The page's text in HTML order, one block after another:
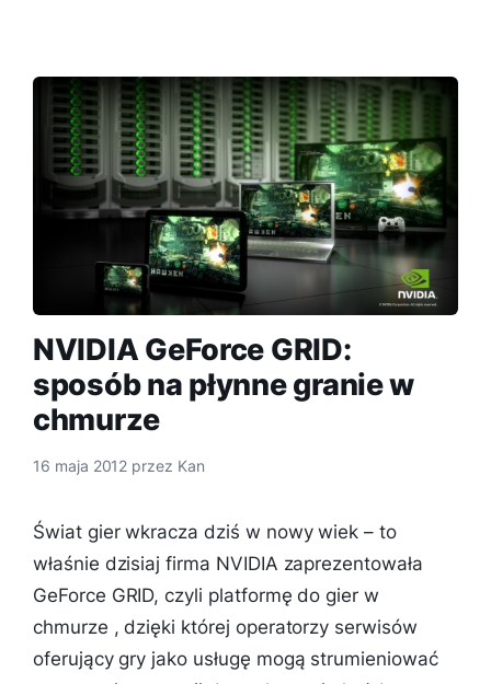
NVIDIA GeForce GRID:
sposób na płynne granie w
chmurze
16 maja 2012 przez Kan
Świat gier wkracza dziś w nowy wiek – to
właśnie dzisiaj firma NVIDIA zaprezentowała
GeForce GRID, czyli platformę do gier w
chmurze , dzięki której operatorzy serwisów
oferujący gry jako usługę mogą strumieniować